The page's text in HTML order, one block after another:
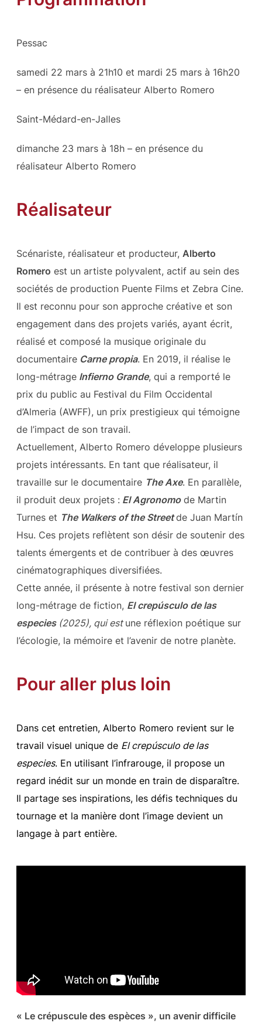
Pessac
samedi 22 mars à 21h10 et mardi 25 mars à 16h20
– en présence du réalisateur Alberto Romero
Saint-Médard-en-Jalles
dimanche 23 mars à 18h – en présence du
réalisateur Alberto Romero
Réalisateur
Scénariste, réalisateur et producteur, Alberto
Romero est un artiste polyvalent, actif au sein des
sociétés de production Puente Films et Zebra Cine.
Il est reconnu pour son approche créative et son
engagement dans des projets variés, ayant écrit,
réalisé et composé la musique originale du
documentaireCarne propia. En 2019, il réalise le
long-métrageInfierno Grande, qui a remporté le
prix du public au Festival du Film Occidental
d’Almeria (AWFF), un prix prestigieux qui témoigne
de l’impact de son travail.
Actuellement, Alberto Romero développe plusieurs
projets intéressants. En tant que réalisateur, il
travaille sur le documentaire The Axe. En parallèle,
il produit deux projets :El Agronomode Martin
Turnes et The Walkers of the Streetde Juan Martín
Hsu. Ces projets reflètent son désir de soutenir des
talents émergents et de contribuer à des œuvres
cinématographiques diversifiées.
Cette année, il présente à notre festival son dernier
long-métrage de fiction, El crepúsculo de las
especies(2025), qui est une réflexion poétique sur
l’écologie, la mémoire et l’avenir de notre planète.
Pour aller plus loin
Dans cet entretien, Alberto Romero revient sur le
travail visuel unique de El crepúsculo de las
especies. En utilisant l’infrarouge, il propose un
regard inédit sur un monde en train de disparaître.
Il partage ses inspirations, les défis techniques du
tournage et la manière dont l’image devient un
langage à part entière.
« Le crépuscule des espèces », un avenir difficile